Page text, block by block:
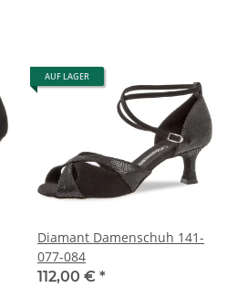
AUF LAGER
Diamant Damenschuh 141-
077-084
112,00 € *